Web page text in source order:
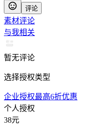
评论
素材评论
与我相关
暂无评论
选择授权类型
企业授权最高6折优惠
个人授权
38元